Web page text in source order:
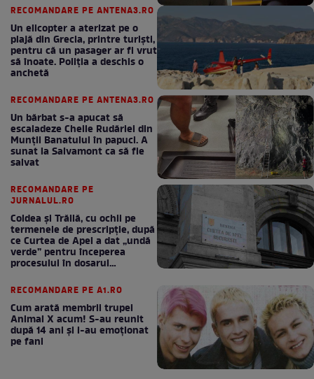
RECOMANDARE PE ANTENA3.RO
Un elicopter a aterizat pe o
plajă din Grecia, printre turiști,
pentru că un pasager ar fi vrut
să înoate. Poliția a deschis o
anchetă
RECOMANDARE PE ANTENA3.RO
Un bărbat s-a apucat să
escaladeze Cheile Rudăriei din
Munții Banatului în papuci. A
sunat la Salvamont ca să fie
salvat
RECOMANDARE PE
JURNALUL.RO
Coldea și Trăilă, cu ochii pe
termenele de prescripție, după
ce Curtea de Apel a dat „undă
verde” pentru începerea
procesului în dosarul
RECOMANDARE PE A1.RO
Cum arată membrii trupei
Animal X acum! S-au reunit
după 14 ani și i-au emoționat
pe fani